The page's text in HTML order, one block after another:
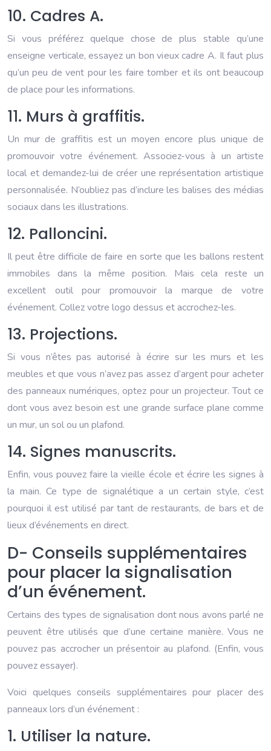
10. Cadres A.
Si vous préférez quelque chose de plus stable qu’une
enseigne verticale, essayez un bon vieux cadre A. Il faut plus
qu’un peu de vent pour les faire tomber et ils ont beaucoup
de place pour les informations.
11. Murs à graffitis.
Un mur de graffitis est un moyen encore plus unique de
promouvoir votre événement. Associez-vous à un artiste
local et demandez-lui de créer une représentation artistique
personnalisée. N’oubliez pas d’inclure les balises des médias
sociaux dans les illustrations.
12. Palloncini.
Il peut être difficile de faire en sorte que les ballons restent
immobiles dans la même position. Mais cela reste un
excellent outil pour promouvoir la marque de votre
événement. Collez votre logo dessus et accrochez-les.
13. Projections.
Si vous n’êtes pas autorisé à écrire sur les murs et les
meubles et que vous n’avez pas assez d’argent pour acheter
des panneaux numériques, optez pour un projecteur. Tout ce
dont vous avez besoin est une grande surface plane comme
un mur, un sol ou un plafond.
14. Signes manuscrits.
Enfin, vous pouvez faire la vieille école et écrire les signes à
la main. Ce type de signalétique a un certain style, c’est
pourquoi il est utilisé par tant de restaurants, de bars et de
lieux d’événements en direct.
D- Conseils supplémentaires
pour placer la signalisation
d’un événement.
Certains des types de signalisation dont nous avons parlé ne
peuvent être utilisés que d’une certaine manière. Vous ne
pouvez pas accrocher un présentoir au plafond. (Enfin, vous
pouvez essayer).
Voici quelques conseils supplémentaires pour placer des
panneaux lors d’un événement :
1. Utiliser la nature.